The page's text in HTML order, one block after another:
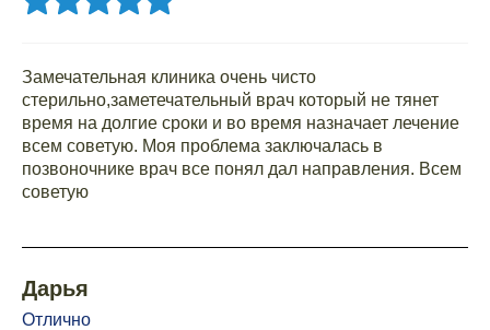
Замечательная клиника очень чисто
стерильно,заметечательный врач который не тянет
время на долгие сроки и во время назначает лечение
всем советую. Моя проблема заключалась в
позвоночнике врач все понял дал направления. Всем
советую
Дарья
Отлично